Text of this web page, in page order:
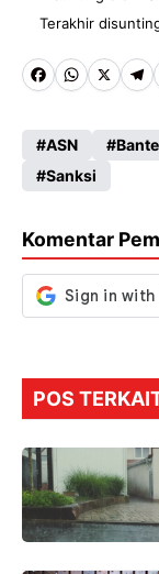
Terakhir
Fa
b
o
k
W
ts
A
p
X
Te
gr
ASN
Sanksi
Komentar
POS